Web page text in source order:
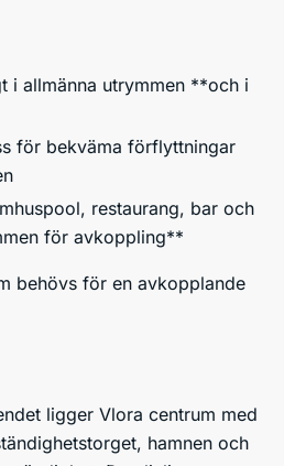
i allmänna utrymmen **och i
för bekväma förflyttningar
restaurang, bar och
för avkoppling**
behövs för en avkopplande
ligger Vlora centrum med
hamnen och